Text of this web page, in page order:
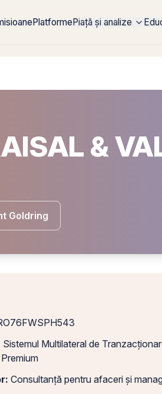
PlatformePiață și analize
&
Goldring
Sistemul Multilateral de
Consultanță pentru afaceri și